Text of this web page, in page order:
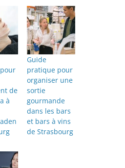
de
à
Guide
pratique pour
organiser une
sortie
gourmande
dans les bars
et bars à vins
de Strasbourg